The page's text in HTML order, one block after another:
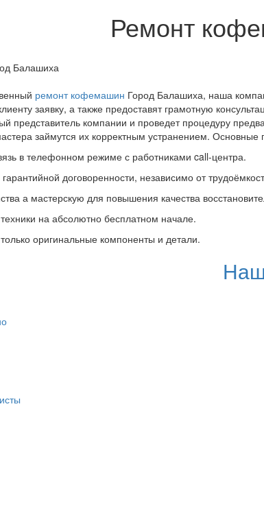
Ремонт
ремонт кофемашин Город Балашиха, наша
заявку, а также предоставят грамотную
представитель компании и проведет процедуру
займутся их корректным устранением. Основные
в телефонном режиме с работниками call-центра.
договоренности, независимо от
а мастерскую для повышения качества
на абсолютно бесплатном начале.
оригинальные компоненты и детали.